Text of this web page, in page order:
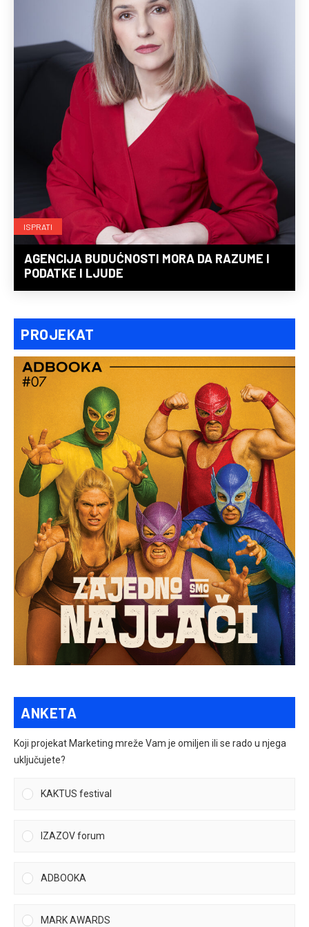
ISPRATI
AGENCIJA BUDUĆNOSTI MORA DA RAZUME I
PODATKE I LJUDE
PROJEKAT
ANKETA
Koji projekat Marketing mreže Vam je omiljen ili se rado u njega
uključujete?
KAKTUS festival
IZAZOV forum
ADBOOKA
MARK AWARDS